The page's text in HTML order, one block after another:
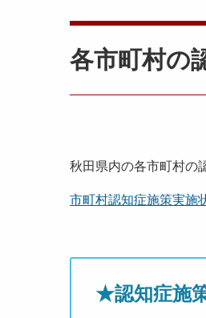
各市町村の
秋田県内の各市町村の
市町村認知症施策実施
★認知症施